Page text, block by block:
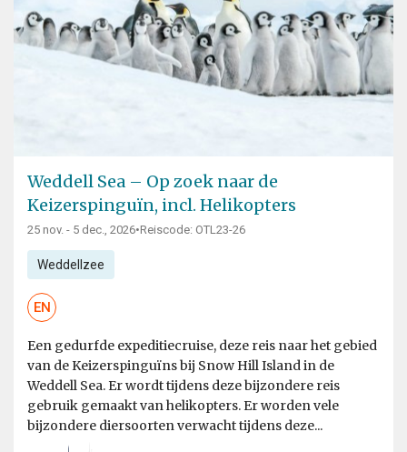
Weddell Sea – Op zoek naar de
Keizerspinguïn, incl. Helikopters
25 nov. - 5 dec., 2026•Reiscode: OTL23-26
Weddellzee
EN
Een gedurfde expeditiecruise, deze reis naar het gebied
van de Keizerspinguïns bij Snow Hill Island in de
Weddell Sea. Er wordt tijdens deze bijzondere reis
gebruik gemaakt van helikopters. Er worden vele
bijzondere diersoorten verwacht tijdens deze...